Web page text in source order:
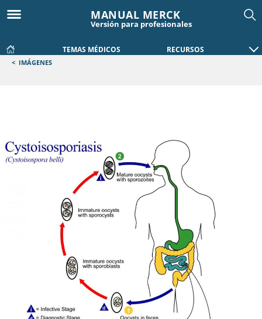
MANUAL MERCK
Versión para profesionales
TEMAS MÉDICOS RECURSOS
< IMÁGENES